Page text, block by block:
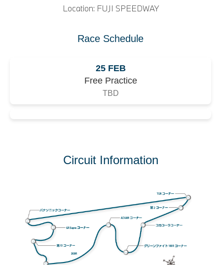
Location: FUJI SPEEDWAY
Race Schedule
25 FEB
Free Practice
TBD
Circuit Information